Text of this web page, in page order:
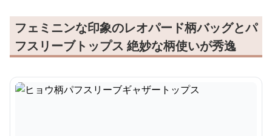
フェミニンな印象のレオパード柄バッグとパ
フスリーブトップス 絶妙な柄使いが秀逸